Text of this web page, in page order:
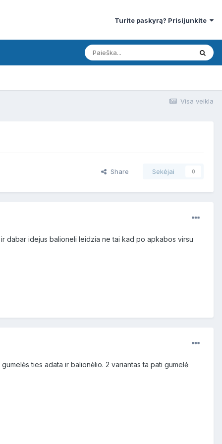
Turite paskyrą? Prisijunkite
Visa veikla
Share Sekėjai 0
dabar idejus balioneli leidzia ne tai kad po apkabos virsu
ties adata ir balionėlio. 2 variantas ta pati gumelė